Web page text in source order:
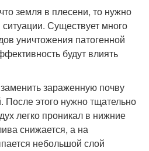
земля в плесени, то нужно
ситуации. Существует много
уничтожения патогенной
будут влиять
зараженную почву
После этого нужно тщательно
легко проникал в нижние
снижается, а на
небольшой слой